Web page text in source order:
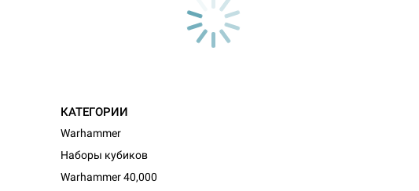
КАТЕГОРИИ
Warhammer
Наборы кубиков
Warhammer 40,000